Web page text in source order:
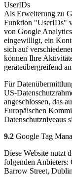
UserIDs
Als Erweiterung zu
Funktion "UserIDs"
von Google
eingewilligt, ein
sich auf
können Ihre
geräteübergreifend
Für
US-
angeschlossen, das
Europäischen
Datenschutzniveaus
9.2 Google Tag
Diese Website nutzt
folgenden
Barrow Street,